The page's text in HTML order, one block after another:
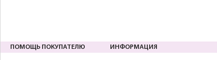
ПОМОЩЬ ПОКУПАТЕЛЮ ИНФОРМАЦИЯ